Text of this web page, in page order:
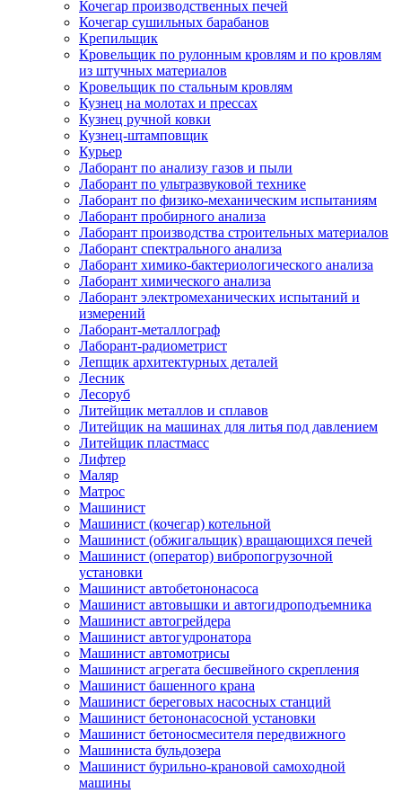
Кочегар производственных печей
Кочегар сушильных барабанов
Крепильщик
Кровельщик по рулонным кровлям и по кровлям
из штучных материалов
Кровельщик по стальным кровлям
Кузнец на молотах и прессах
Кузнец ручной ковки
Кузнец-штамповщик
Курьер
Лаборант по анализу газов и пыли
Лаборант по ультразвуковой технике
Лаборант по физико-механическим испытаниям
Лаборант пробирного анализа
Лаборант производства строительных материалов
Лаборант спектрального анализа
Лаборант химико-бактериологического анализа
Лаборант химического анализа
Лаборант электромеханических испытаний и
измерений
Лаборант-металлограф
Лаборант-радиометрист
Лепщик архитектурных деталей
Лесник
Лесоруб
Литейщик металлов и сплавов
Литейщик на машинах для литья под давлением
Литейщик пластмасс
Лифтер
Маляр
Матрос
Машинист
Машинист (кочегар) котельной
Машинист (обжигальщик) вращающихся печей
Машинист (оператор) вибропогрузочной
установки
Машинист автобетононасоса
Машинист автовышки и автогидроподъемника
Машинист автогрейдера
Машинист автогудронатора
Машинист автомотрисы
Машинист агрегата бесшвейного скрепления
Машинист башенного крана
Машинист береговых насосных станций
Машинист бетононасосной установки
Машинист бетоносмесителя передвижного
Машиниста бульдозера
Машинист бурильно-крановой самоходной
машины